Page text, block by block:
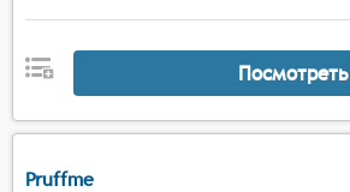
Посмотреть
Pruffme